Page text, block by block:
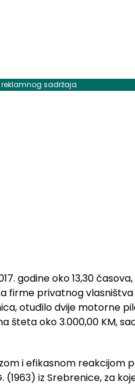
reklamnog sadržaja
godine oko 13,30
firme privatnog vlasništva
otuđilo dvije motorne
šteta oko 3.000,00 KM,
i efikasnom reakcijom
iz Srebrenice, za